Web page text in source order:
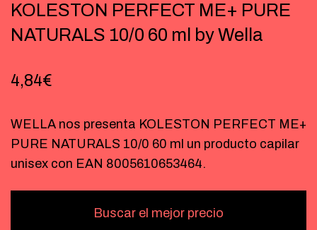
KOLESTON PERFECT ME+ PURE
NATURALS 10/0 60 ml by Wella
4,84€
WELLA nos presenta KOLESTON PERFECT ME+
PURE NATURALS 10/0 60 ml un producto capilar
unisex con EAN 8005610653464.
Buscar el mejor precio